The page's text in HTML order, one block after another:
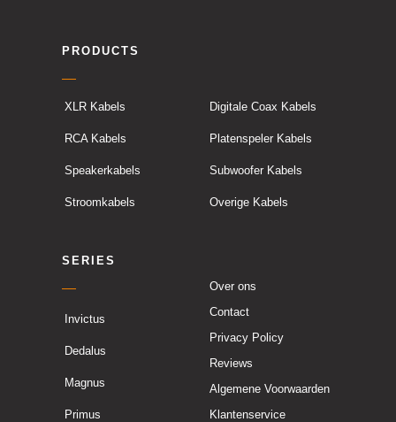
PRODUCTS
SERIES
Digitale Coax Kabels
Platenspeler Kabels
Subwoofer Kabels
Overige Kabels
XLR Kabels
RCA Kabels
Speakerkabels
Stroomkabels
Invictus
Dedalus
Magnus
Primus
Over ons
Contact
Privacy Policy
Reviews
Algemene Voorwaarden
Klantenservice